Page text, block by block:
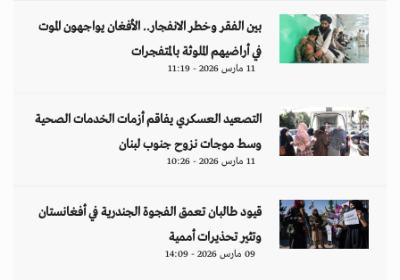
بين الفقر وخطر الانفجار.. الأفغان يواجهون الموت
في أراضيهم الملوثة بالمتفجرات
11 مارس 2026 - 11:19
التصعيد العسكري يفاقم أزمات الخدمات الصحية
وسط موجات نزوح جنوب لبنان
11 مارس 2026 - 10:26
قيود طالبان تعمق الفجوة الجندرية في أفغانستان
وتثير تحذيرات أممية
09 مارس 2026 - 14:09